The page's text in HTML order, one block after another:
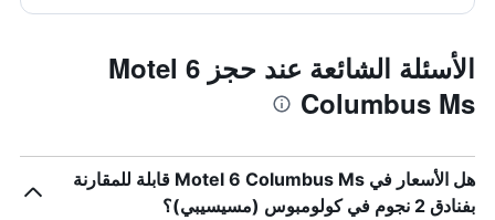
الأسئلة الشائعة عند حجز Motel 6
Columbus Ms
هل الأسعار في Motel 6 Columbus Ms قابلة للمقارنة
بفنادق 2 نجوم في كولومبوس (مسيسيبي)؟